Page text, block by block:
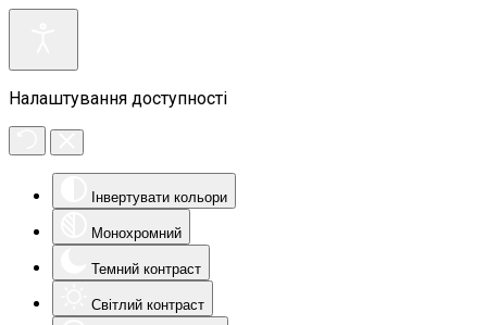
Налаштування доступності
Інвертувати кольори
Монохромний
Темний контраст
Світлий контраст